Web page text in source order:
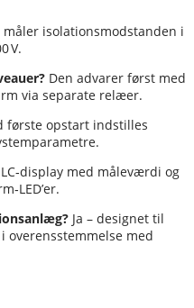
måler isolationsmodstanden i
V.
Den advarer først med
via separate relæer.
første opstart indstilles
med måleværdi og
Ja – designet til
med